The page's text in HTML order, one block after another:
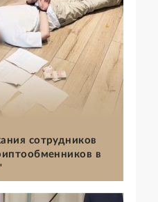
сотрудников
в